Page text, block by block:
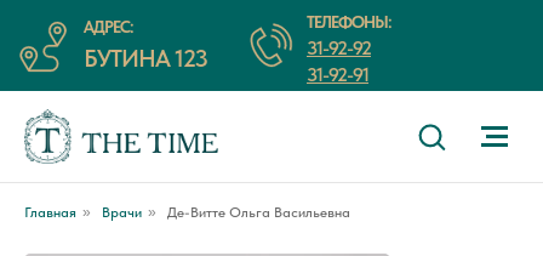
АДРЕС:
БУТИНА 123
ТЕЛЕФОНЫ:
31-92-92
31-92-91
Главная » Врачи » Де-Витте Ольга Васильевна